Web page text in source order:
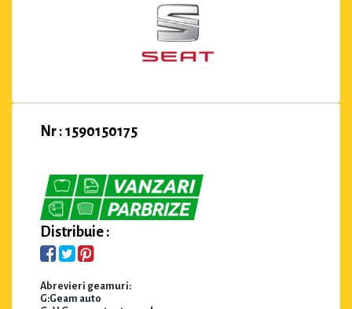
Nr : 1590150175
Distribuie :
Abrevieri geamuri:
G:Geam auto